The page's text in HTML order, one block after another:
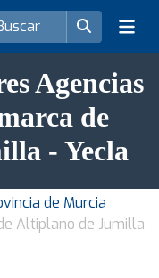
Agencias
de
- Yecla
de Murcia
Altiplano de Jumilla